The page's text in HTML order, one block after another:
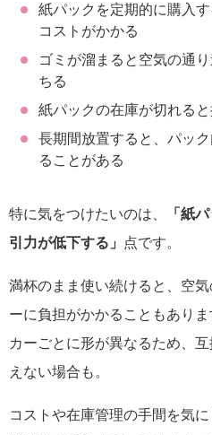
紙パックを定期的に購入
コストがかかる
ゴミが溜まると空気の通
ちる
紙パックの在庫が切れる
長期間放置すると、パッ
ることがある
特に気をつけたいのは、
「紙
引力が低下する」
点です。
満杯のまま使い続けると、空
ーに負担がかかることもあり
カーごとに形が異なるため、
えない場合も。
コストや在庫管理の手間を気